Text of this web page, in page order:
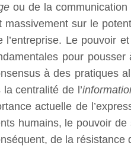
ou de la
sur le
Le pouvoir
pour
à des pratiques
centralité de l’
actuelle de
humains, le pouvoir
de la résistance